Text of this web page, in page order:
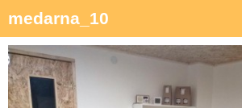
medarna_10